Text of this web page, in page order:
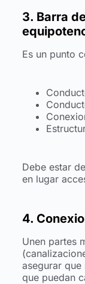
3. Barra
Es un punto
Debe estar
en lugar
4.
Unen partes
asegurar
que puedan